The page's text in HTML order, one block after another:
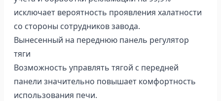
исключает вероятность проявления халатности
со стороны сотрудников завода.
Вынесенный на переднюю панель регулятор
тяги
Возможность управлять тягой с передней
панели значительно повышает комфортность
использования печи.